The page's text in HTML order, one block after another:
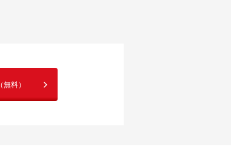
（無料）